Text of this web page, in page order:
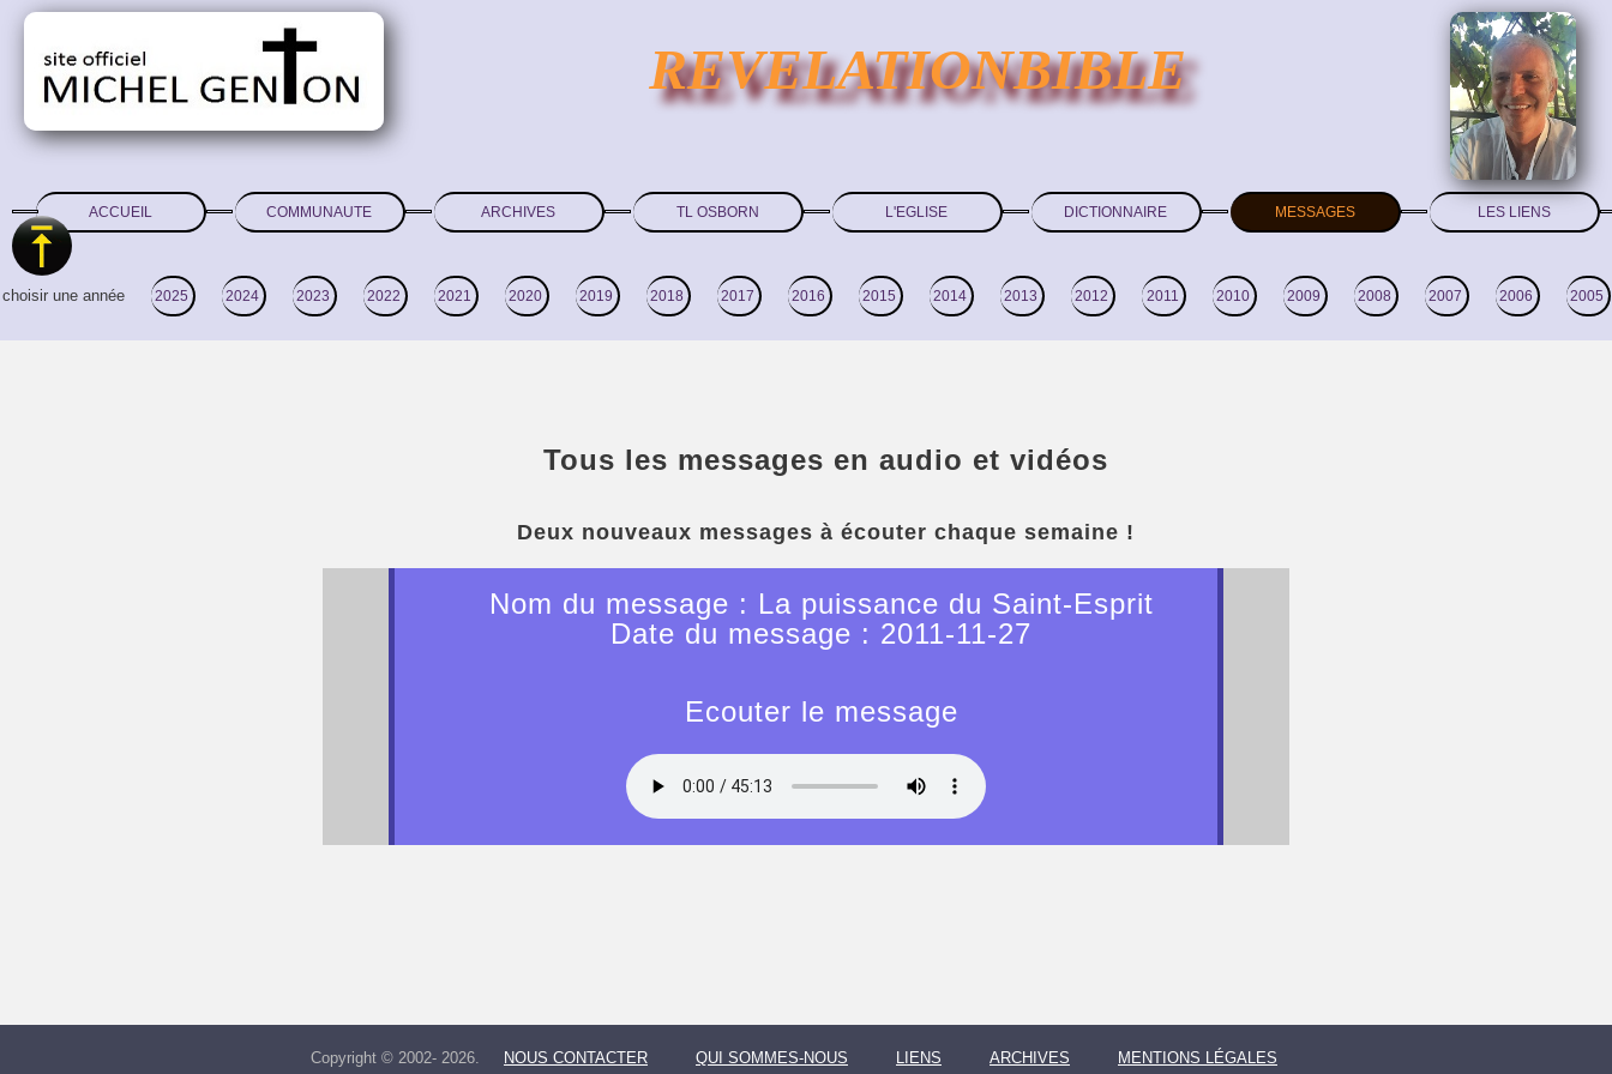
REVELATIONBIBLE
ACCUEIL COMMUNAUTE ARCHIVES TL OSBORN L'EGLISE DICTIONNAIRE MESSAGES LES LIENS
choisir une année 2025 2024 2023 2022 2021 2020 2019 2018 2017 2016 2015 2014 2013 2012 2011 2010 2009 2008 2007 2006 2005
Tous les messages en audio et vidéos
Deux nouveaux messages à écouter chaque semaine !
Nom du message : La puissance du Saint-Esprit
Date du message : 2011-11-27
Ecouter le message
Copyright © 2002- 2026. NOUS CONTACTER QUI SOMMES-NOUS LIENS ARCHIVES MENTIONS LÉGALES